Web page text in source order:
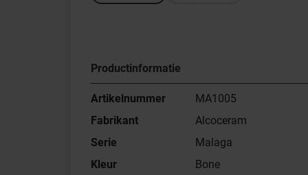
Productinformatie
Artikelnummer
MA1005
Fabrikant
Alcoceram
Serie
Malaga
Kleur
Bone